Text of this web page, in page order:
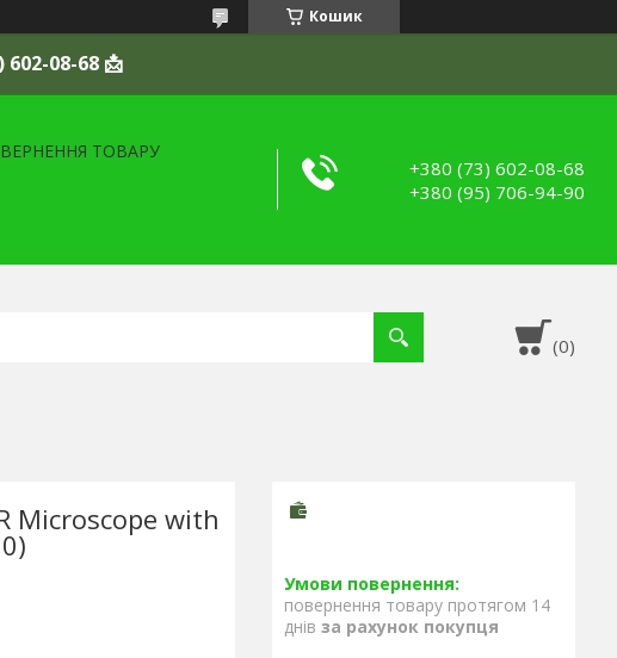
Кошик
602-08-68 📩
ТОВАРУ
+380 (73) 602-08-68
+380 (95) 706-94-90
Microscope with
повернення товару протягом 14
днів за рахунок покупця